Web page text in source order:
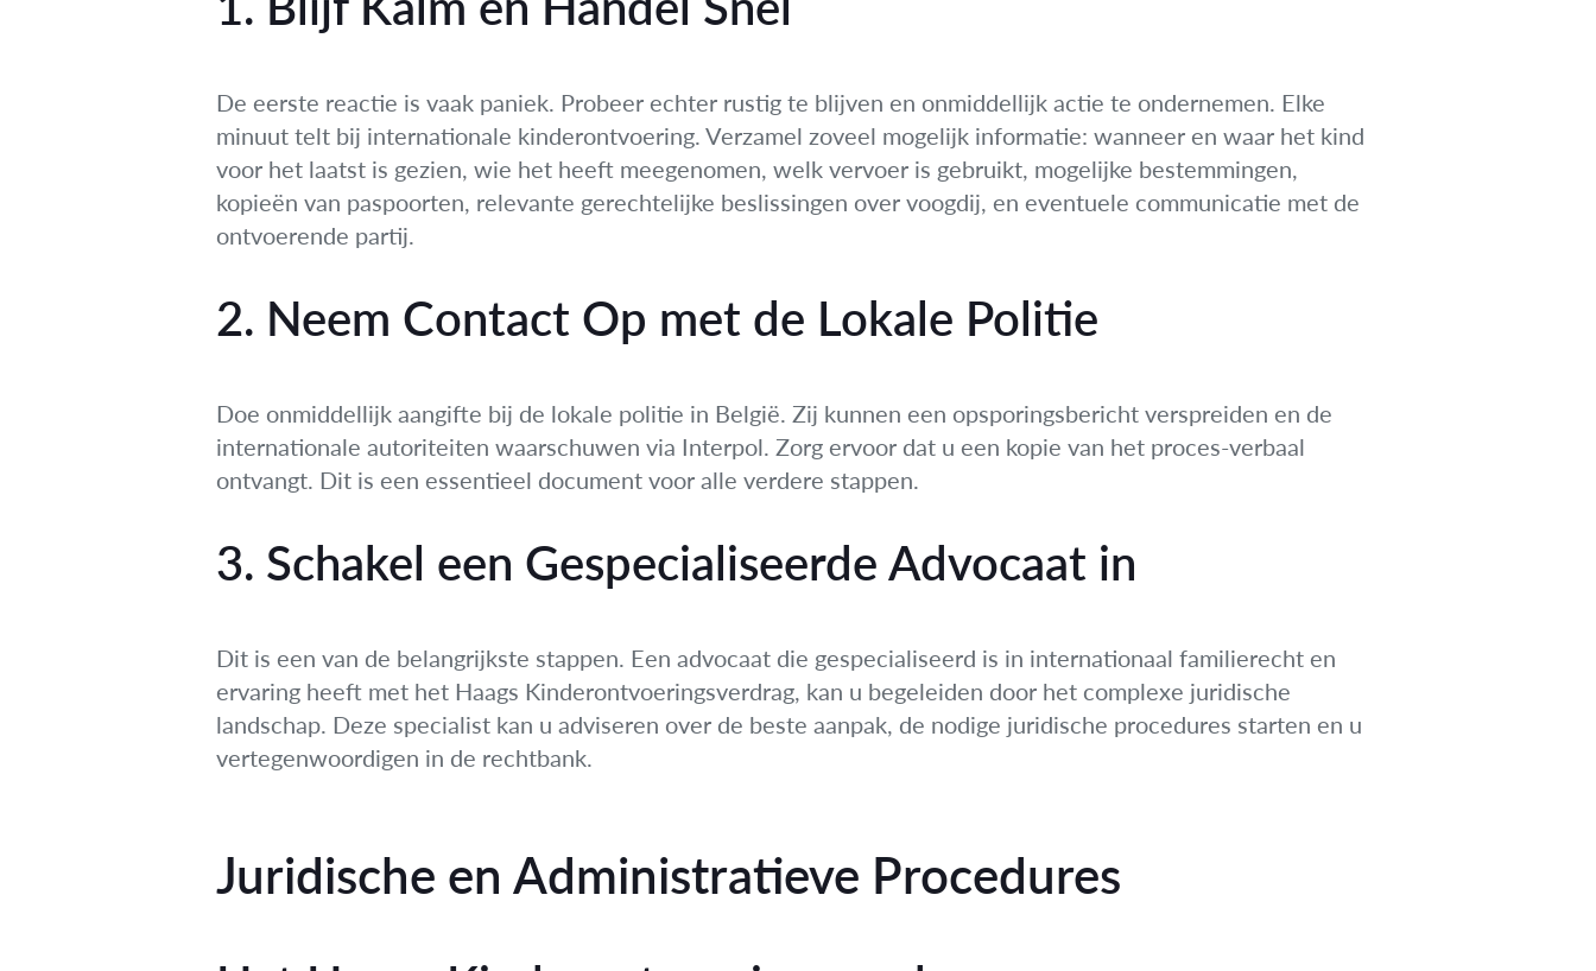
De eerste reactie is vaak paniek. Probeer echter rustig te blijven en onmiddellijk actie te ondernemen. Elke
minuut telt bij internationale kinderontvoering. Verzamel zoveel mogelijk informatie: wanneer en waar het kind
voor het laatst is gezien, wie het heeft meegenomen, welk vervoer is gebruikt, mogelijke bestemmingen,
kopieën van paspoorten, relevante gerechtelijke beslissingen over voogdij, en eventuele communicatie met de
ontvoerende partij.
2. Neem Contact Op met de Lokale Politie
Doe onmiddellijk aangifte bij de lokale politie in België. Zij kunnen een opsporingsbericht verspreiden en de
internationale autoriteiten waarschuwen via Interpol. Zorg ervoor dat u een kopie van het proces-verbaal
ontvangt. Dit is een essentieel document voor alle verdere stappen.
3. Schakel een Gespecialiseerde Advocaat in
Dit is een van de belangrijkste stappen. Een advocaat die gespecialiseerd is in internationaal familierecht en
ervaring heeft met het Haags Kinderontvoeringsverdrag, kan u begeleiden door het complexe juridische
landschap. Deze specialist kan u adviseren over de beste aanpak, de nodige juridische procedures starten en u
vertegenwoordigen in de rechtbank.
Juridische en Administratieve Procedures